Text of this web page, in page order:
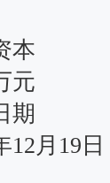
本
元
期
12月19日